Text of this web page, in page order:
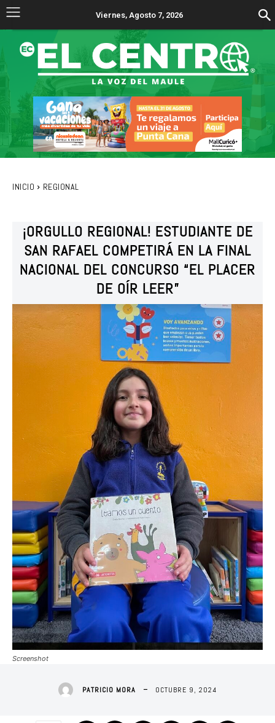
Viernes, Agosto 7, 2026
INICIO REGIONAL
¡ORGULLO REGIONAL! ESTUDIANTE DE
SAN RAFAEL COMPETIRÁ EN LA FINAL
NACIONAL DEL CONCURSO “EL PLACER
DE OÍR LEER”
Screenshot
PATRICIO MORA OCTUBRE 9, 2024